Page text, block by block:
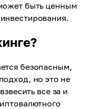
быть ценным
безопасным,
но это не
все за и